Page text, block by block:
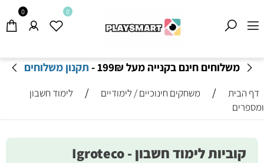
משלוחים חינם בקנייה מעל 199 ₪
- תקנון משלוחים
0 0
דף הבית / משחקים חינוכיים / לימודיים /
לימוד חשבון
ומספרים
קוביות לימוד חשבון - Igroteco